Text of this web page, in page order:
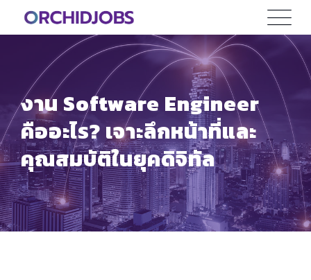
งาน Software Engineer
คืออะไร? เจาะลึกหน้าที่และ
คุณสมบัติในยุคดิจิทัล